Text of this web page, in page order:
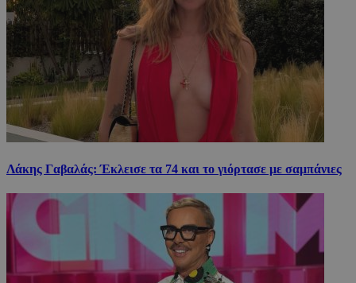
Λάκης Γαβαλάς: Έκλεισε τα 74 και το γιόρτασε με σαμπάνιες